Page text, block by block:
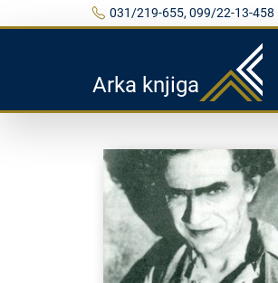
031/219-655, 099/22-13-458
Arka knjiga